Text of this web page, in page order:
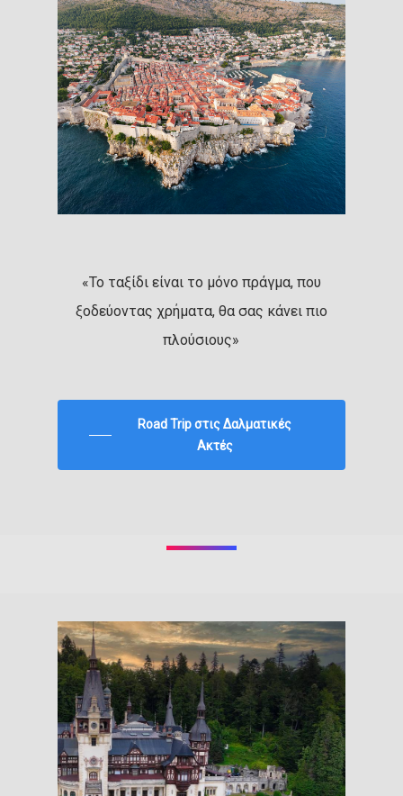
«Το ταξίδι είναι το μόνο πράγμα, που
ξοδεύοντας χρήματα, θα σας κάνει πιο
πλούσιους»
Road Trip στις Δαλματικές
Ακτές